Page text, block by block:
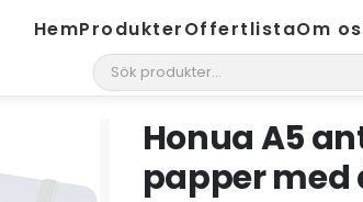
HemProdukterOffertlistaOm
Honua A5
papper med